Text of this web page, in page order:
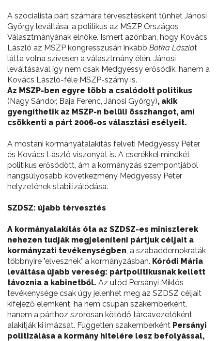
A szocialista párt számára térvesztésként tűnhet Jánosi
György leváltása, a politikus az MSZP Országos
Választmányának elnöke. Ismert azonban, hogy Kovács
László az MSZP kongresszusán inkább Botka Lászlót
látta volna szívesen a választmány élén. Jánosi
leváltásával így nem csak Medgyessy erősödik, hanem a
Kovács László-féle MSZP-szárny is.
Az MSZP-ben egyre több a csalódott politikus
(Nagy Sándor, Baja Ferenc, Jánosi György), akik
gyengíthetik az MSZP-n belüli összhangot, ami
csökkenti a párt 2006-os választási esélyeit.
A mostani kormányátalakítás felveti Medgyessy Péter
és Kovács László viszonyát is. A cserékkel mindkét
politikus erősödött, ám a kormányzás szempontjából
hangsúlyosabb következmény Medgyessy Péter
helyzetének stabilizálódása.
SZDSZ: újabb térvesztés
A kormányalakítás óta az SZDSZ-es miniszterek
nehezen tudják megjeleníteni pártjuk céljait a
kormányzati tevékenységben, a szabaddemokraták
többnyire "elvesznek" a kormányzásban. Kóródi Mária
leváltása újabb vereség: pártpolitikusnak kellett
távoznia a kabinetből. Az utód Persányi Miklós
tevékenysége csak úgy jelenhet meg az SZDSZ céljait
kifejező elemként, ha nem csupán szakemberként,
hanem a párthoz szorosan kötődő tárcavezetőként
alakítják ki imázsát. Független szakemberként Persányi
politizálása a kormány hitelére lesz befolyással,